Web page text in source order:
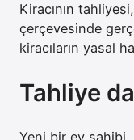
Kiracının
çerçevesinde
kiracıların yasal
Tahliye
Yeni bir ev sahibi,